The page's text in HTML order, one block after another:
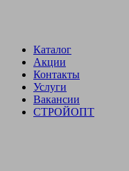
Каталог
Акции
Контакты
Услуги
Вакансии
СТРОЙОПТ